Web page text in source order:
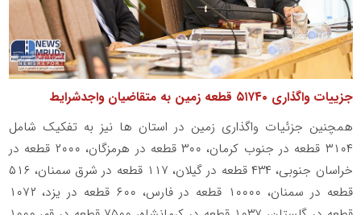
جزییات واگذاری ۵۱۷۴۰ قطعه زمین به متقاضیان واجدشرایط
همچنین جزئیات واگذاری زمین در استان ها نیز به تفکیک شامل
۳۱۰۴ قطعه در جنوب کرمان، ۳۰۰ قطعه در هرمزگان، ۲۰۰۰ قطعه در
خراسان جنوبی، ۴۳۴ قطعه در گیلان، ۱۱۷ قطعه در شرق سمنان، ۵۱۶
قطعه در سمنان، ۱۰۰۰۰ قطعه در فارس، ۶۰۰ قطعه در یزد، ۱۰۷۲